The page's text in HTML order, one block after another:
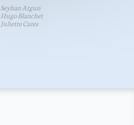
Seyhan Argun
Hugo Blanchet
Juliette Cazes